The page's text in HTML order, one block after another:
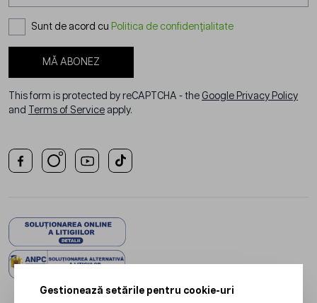
Sunt de acord cu Politica de confidențialitate
MĂ ABONEZ
This form is protected by reCAPTCHA - the Google Privacy Policy
and
Terms of Service apply.
Gestionează setările pentru cookie-uri